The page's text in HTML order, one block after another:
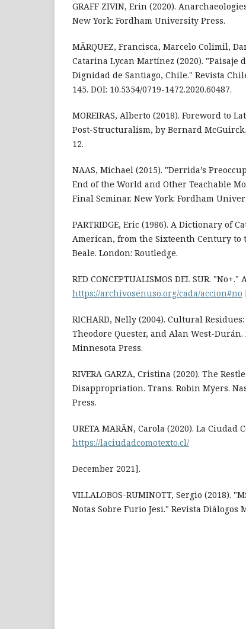
GRAFF ZIVIN, Erin (2020).
New York: Fordham University Press.
MÃRQUEZ, Francisca, Marcelo Colimil,
Catarina Lycan Martínez (2020). "Paisaje
Dignidad de Santiago, Chile." Revista
145. DOI: 10.5354/0719-1472.2020.60487.
MOREIRAS, Alberto (2018). Foreword to
Post-Structuralism, by Bernard McGuirck.
12.
NAAS, Michael (2015). "Derrida’s
End of the World and Other Teachable
Final Seminar. New York: Fordham
PARTRIDGE, Eric (1986). A Dictionary of
American, from the Sixteenth Century to
Beale. London: Routledge.
RED CONCEPTUALISMOS DEL SUR.
https://archivosenuso.org/cada/accion#no
RICHARD, Nelly (2004). Cultural
Theodore Quester, and Alan West-
Minnesota Press.
RIVERA GARZA, Cristina (2020). The
Disappropriation. Trans. Robin Myers.
Press.
URETA MARÃN, Carola (2020). La Ciudad
https://laciudadcomotexto.cl/
December 2021].
VILLALOBOS-RUMINOTT, Sergio (2018).
Notas Sobre Furio Jesi." Revista Diálogos